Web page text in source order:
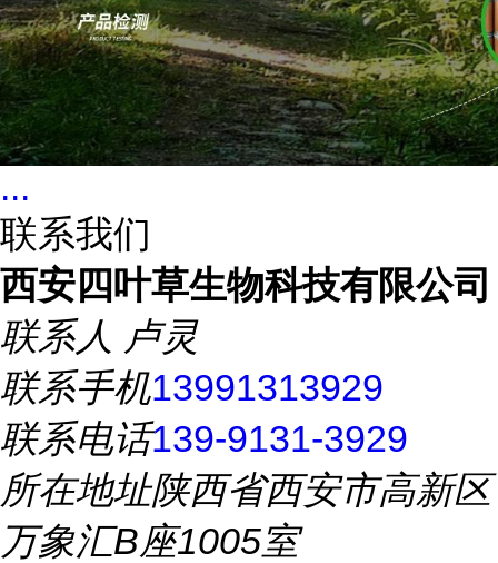
...
联系我们
西安四叶草生物科技有限公司
联系人 卢灵
联系手机13991313929
联系电话139-9131-3929
所在地址陕西省西安市高新区
万象汇B座1005室